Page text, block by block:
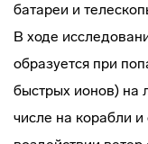
батареи и
В ходе
образуется при
быстрых ионов) на
числе на корабли и